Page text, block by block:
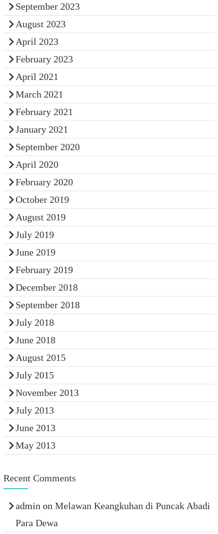
September 2023
August 2023
April 2023
February 2023
April 2021
March 2021
February 2021
January 2021
September 2020
April 2020
February 2020
October 2019
August 2019
July 2019
June 2019
February 2019
December 2018
September 2018
July 2018
June 2018
August 2015
July 2015
November 2013
July 2013
June 2013
May 2013
Recent Comments
admin on Melawan Keangkuhan di Puncak Abadi
Para Dewa